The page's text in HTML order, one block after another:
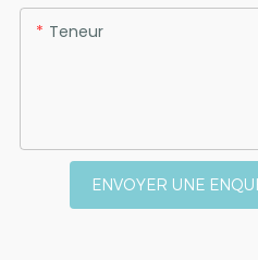
Teneur
ENVOYER UNE